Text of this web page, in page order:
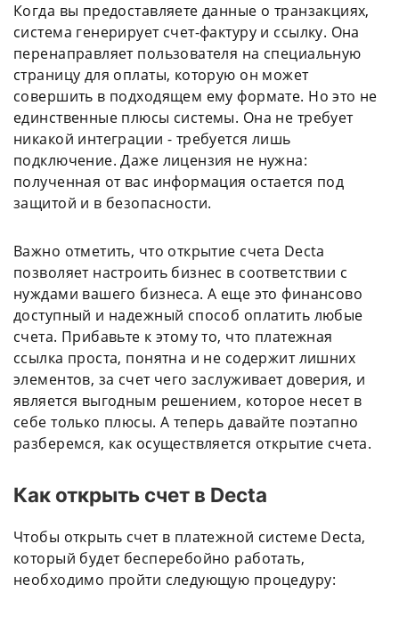
Когда вы предоставляете данные о транзакциях,
система генерирует счет-фактуру и ссылку. Она
перенаправляет пользователя на специальную
страницу для оплаты, которую он может
совершить в подходящем ему формате. Но это не
единственные плюсы системы. Она не требует
никакой интеграции - требуется лишь
подключение. Даже лицензия не нужна:
полученная от вас информация остается под
защитой и в безопасности.
Важно отметить, что открытие счета Decta
позволяет настроить бизнес в соответствии с
нуждами вашего бизнеса. А еще это финансово
доступный и надежный способ оплатить любые
счета. Прибавьте к этому то, что платежная
ссылка проста, понятна и не содержит лишних
элементов, за счет чего заслуживает доверия, и
является выгодным решением, которое несет в
себе только плюсы. А теперь давайте поэтапно
разберемся, как осуществляется открытие счета.
Как открыть счет в Decta
Чтобы открыть счет в платежной системе Decta,
который будет бесперебойно работать,
необходимо пройти следующую процедуру: